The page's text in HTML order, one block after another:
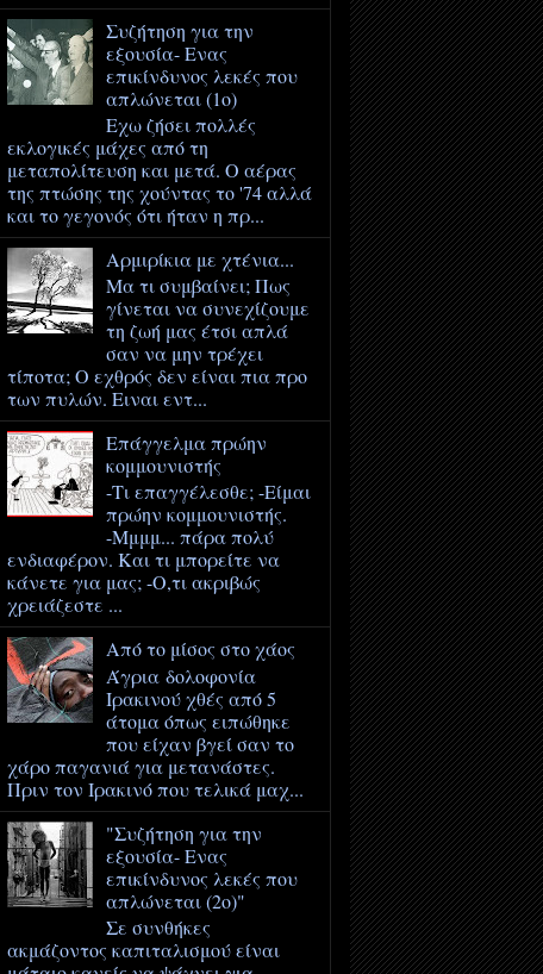
Συζήτηση για την
εξουσία- Ενας
επικίνδυνος λεκές που
απλώνεται (1ο)
Εχω ζήσει πολλές
εκλογικές μάχες από τη
μεταπολίτευση και μετά. Ο αέρας
της πτώσης της χούντας το '74 αλλά
και το γεγονός ότι ήταν η πρ...
Αρμιρίκια με χτένια...
Μα τι συμβαίνει; Πως
γίνεται να συνεχίζουμε
τη ζωή μας έτσι απλά
σαν να μην τρέχει
τίποτα; Ο εχθρός δεν είναι πια προ
των πυλών. Ειναι εντ...
Επάγγελμα πρώην
κομμουνιστής
-Τι επαγγέλεσθε; -Είμαι
πρώην κομμουνιστής.
-Μμμμ... πάρα πολύ
ενδιαφέρον. Και τι μπορείτε να
κάνετε για μας; -Ο,τι ακριβώς
χρειάζεστε ...
Από το μίσος στο χάος
Άγρια δολοφονία
Ιρακινού χθές από 5
άτομα όπως ειπώθηκε
που είχαν βγεί σαν το
χάρο παγανιά για μετανάστες.
Πριν τον Ιρακινό που τελικά μαχ...
"Συζήτηση για την
εξουσία- Ενας
επικίνδυνος λεκές που
απλώνεται (2ο)"
Σε συνθήκες
ακμάζοντος καπιταλισμού είναι